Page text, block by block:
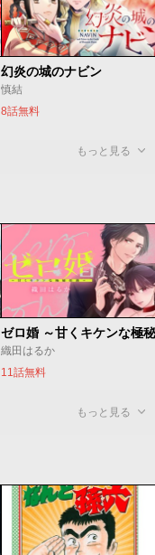
幻炎の城のナビン
慎結
8話無料
もっと見る
織田はるか
11話無料
もっと見る